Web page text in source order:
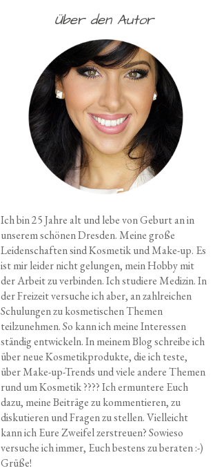
Über den Autor
Ich bin 25 Jahre alt und lebe von Geburt an in
unserem schönen Dresden. Meine große
Leidenschaften sind Kosmetik und Make-up. Es
ist mir leider nicht gelungen, mein Hobby mit
der Arbeit zu verbinden. Ich studiere Medizin. In
der Freizeit versuche ich aber, an zahlreichen
Schulungen zu kosmetischen Themen
teilzunehmen. So kann ich meine Interessen
ständig entwickeln. In meinem Blog schreibe ich
über neue Kosmetikprodukte, die ich teste,
über Make-up-Trends und viele andere Themen
rund um Kosmetik ???? Ich ermuntere Euch
dazu, meine Beiträge zu kommentieren, zu
diskutieren und Fragen zu stellen. Vielleicht
kann ich Eure Zweifel zerstreuen? Sowieso
versuche ich immer, Euch bestens zu beraten :-)
Grüße!